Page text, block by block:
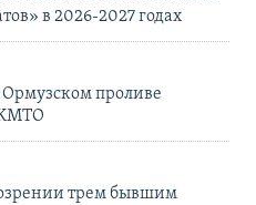
в 2026-2027 годах
Ормузском проливе
трем бывшим